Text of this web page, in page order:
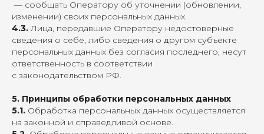
— сообщать Оператору об уточнении (обновлении,
изменении) своих персональных данных.
4.3.Лица, передавшие Оператору недостоверные
сведения о себе, либо сведения о другом субъекте
персональных данных без согласия последнего, несут
ответственность в соответствии
с законодательством РФ.
5. Принципы обработки персональных данных
5.1. Обработка персональных данных осуществляется
на законной и справедливой основе.